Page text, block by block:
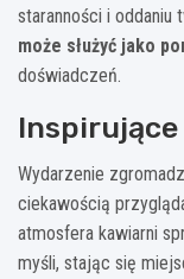
staranności i oddaniu
może służyć jako
doświadczeń.
Wydarzenie
ciekawością
atmosfera kawiarni
myśli, stając się